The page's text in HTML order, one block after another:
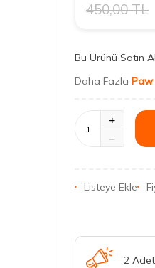
450,00TL
Bu Ürünü Satın Al
Daha Fazla
Listeye Ekle
2